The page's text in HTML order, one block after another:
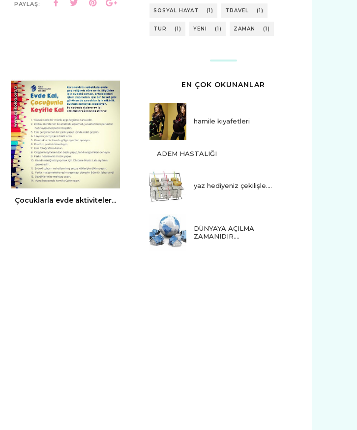
PAYLAŞ:
Çocuklarla evde aktiviteler...
SOSYAL HAYAT (1) TRAVEL (1)
TUR (1) YENI (1) ZAMAN (1)
EN ÇOK OKUNANLAR
hamile kıyafetleri
ADEM HASTALIĞI
yaz hediyeniz çekilişle....
DÜNYAYA AÇILMA
ZAMANIDIR….